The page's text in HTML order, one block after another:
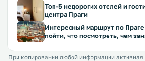
Топ-5 недорогих отелей и
центра Праги
Интересный маршрут по Праге
пойти, что посмотреть, чем
При копировании любой информации активная